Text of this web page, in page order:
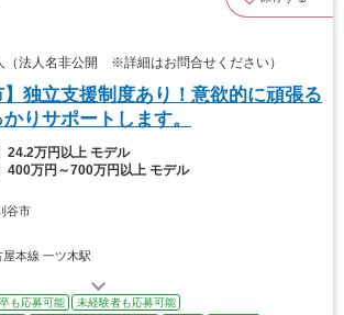
（法人名非公開 ※詳細はお問合せください）
】独立支援制度あり！意欲的に頑張る
りサポートします。
24.2万円以上 モデル
400万円～700万円以上 モデル
谷市
屋本線 一ツ木駅
も応募可能
未経験者も応募可能